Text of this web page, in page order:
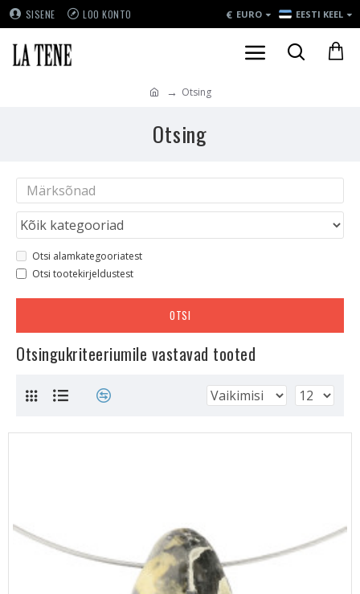
SISENE LOO KONTO € EURO EESTI KEEL
Otsing
Otsing
Otsi alamkategooriatest
Otsi tootekirjeldustest
OTSI
Otsingukriteeriumile vastavad tooted